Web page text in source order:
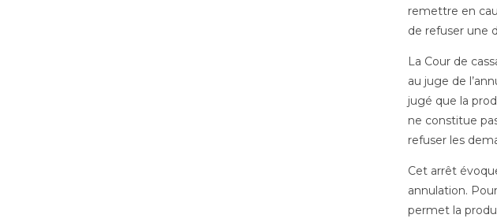
remettre en
de refuser une
La Cour de
au juge de
jugé que la
ne constitue
refuser les
Cet arrêt
annulation.
permet la